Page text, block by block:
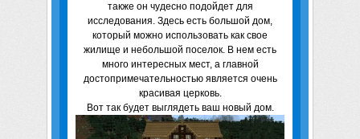
также он чудесно подойдет для
исследования. Здесь есть большой дом,
который можно использовать как свое
жилище и небольшой поселок. В нем есть
много интересных мест, а главной
достопримечательностью является очень
красивая церковь.
Вот так будет выглядеть ваш новый дом.